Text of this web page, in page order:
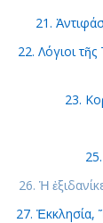
21.
22. Λόγιοι
23.
26. Ἡ
27. Ἐκκλησία,